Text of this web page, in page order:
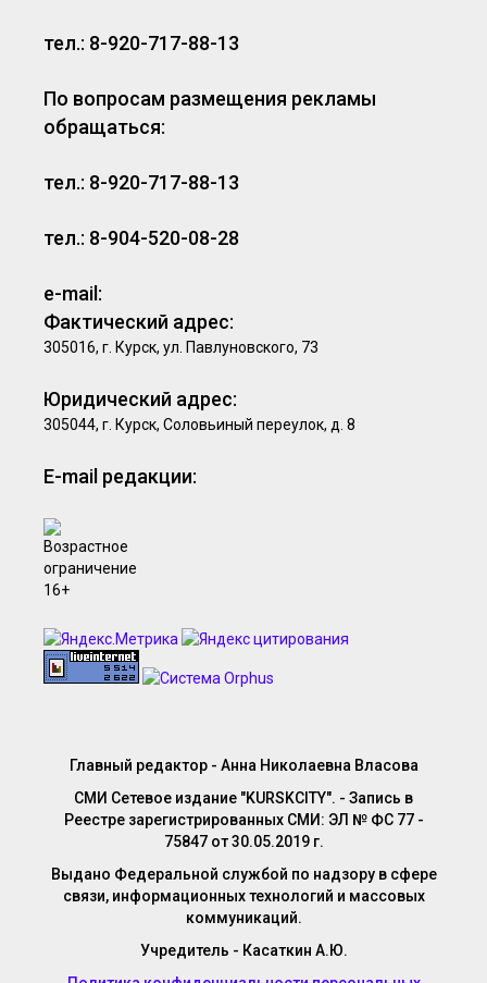
тел.: 8-920-717-88-13
По вопросам размещения рекламы
обращаться:
тел.: 8-920-717-88-13
тел.: 8-904-520-08-28
e-mail:
Фактический адрес:
305016, г. Курск, ул. Павлуновского, 73
Юридический адрес:
305044, г. Курск, Соловьиный переулок, д. 8
E-mail редакции:
Главный редактор - Анна Николаевна Власова
СМИ Сетевое издание "KURSKCITY". - Запись в
Реестре зарегистрированных СМИ: ЭЛ № ФС 77 -
75847 от 30.05.2019 г.
Выдано Федеральной службой по надзору в сфере
связи, информационных технологий и массовых
коммуникаций.
Учредитель - Касаткин А.Ю.